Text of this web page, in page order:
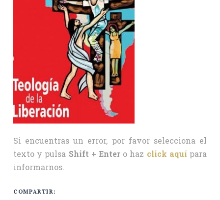
Si encuentras un error, por favor selecciona el
texto y pulsa Shift + Enter o haz click aquí para
informarnos.
COMPARTIR: